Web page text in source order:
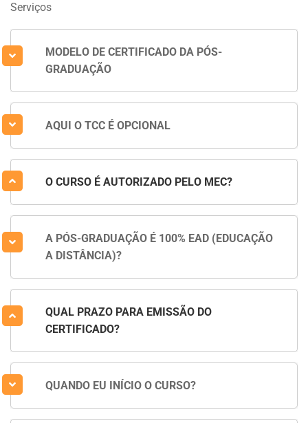
Serviços
MODELO DE CERTIFICADO DA PÓS-
GRADUAÇÃO
AQUI O TCC É OPCIONAL
O CURSO É AUTORIZADO PELO MEC?
A PÓS-GRADUAÇÃO É 100% EAD (EDUCAÇÃO
A DISTÂNCIA)?
QUAL PRAZO PARA EMISSÃO DO
CERTIFICADO?
QUANDO EU INÍCIO O CURSO?